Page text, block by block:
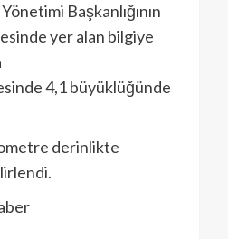
Başkanlığının
yer alan bilgiye
4,1 büyüklüğünde
derinlikte